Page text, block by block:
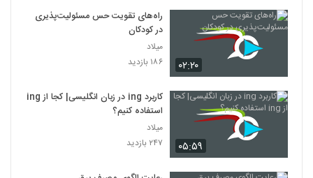
۰۲:۲۰
راه‌های تقویت حس مسئولیت‌پذیری
در کودکان
میلاد
۱۸۶ بازدید
۰۵:۵۹
کاربرد ing در زبان انگلیسی| کجا از ing
استفاده کنیم؟
میلاد
۲۴۷ بازدید